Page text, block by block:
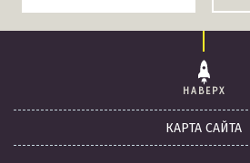
НАВЕРХ
КАРТА САЙТА